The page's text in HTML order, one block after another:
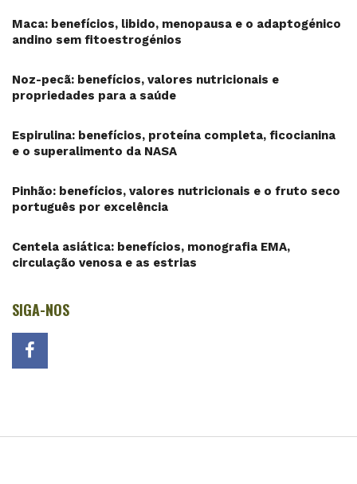
Maca: benefícios, libido, menopausa e o adaptogénico
andino sem fitoestrogénios
Noz-pecã: benefícios, valores nutricionais e
propriedades para a saúde
Espirulina: benefícios, proteína completa, ficocianina
e o superalimento da NASA
Pinhão: benefícios, valores nutricionais e o fruto seco
português por excelência
Centela asiática: benefícios, monografia EMA,
circulação venosa e as estrias
SIGA-NOS